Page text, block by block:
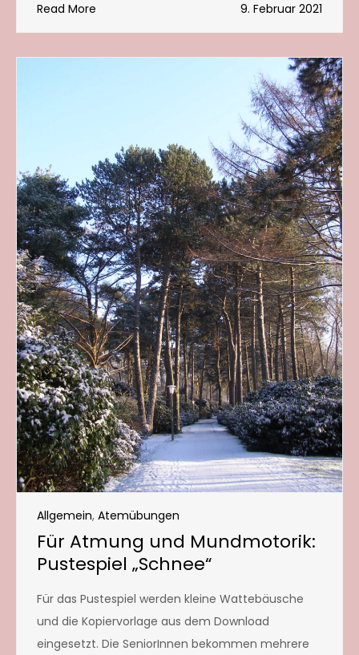
Read More 9. Februar 2021
Allgemein, Atemübungen
Für Atmung und Mundmotorik:
Pustespiel „Schnee“
Für das Pustespiel werden kleine Wattebäusche
und die Kopiervorlage aus dem Download
eingesetzt. Die SeniorInnen bekommen mehrere